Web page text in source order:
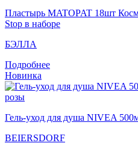
Пластырь MATOPAT 18шт
Stop в наборе
БЭЛЛА
Подробнее
Новинка
Гель-уход для душа NIVEA
BEIERSDORF